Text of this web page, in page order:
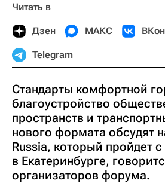
Читать в
Дзен МАКС
Telegram
Стандарты комфортной
благоустройство
пространств и
нового формата обсудят
Russia, который пройдет
в Екатеринбурге,
организаторов форума.